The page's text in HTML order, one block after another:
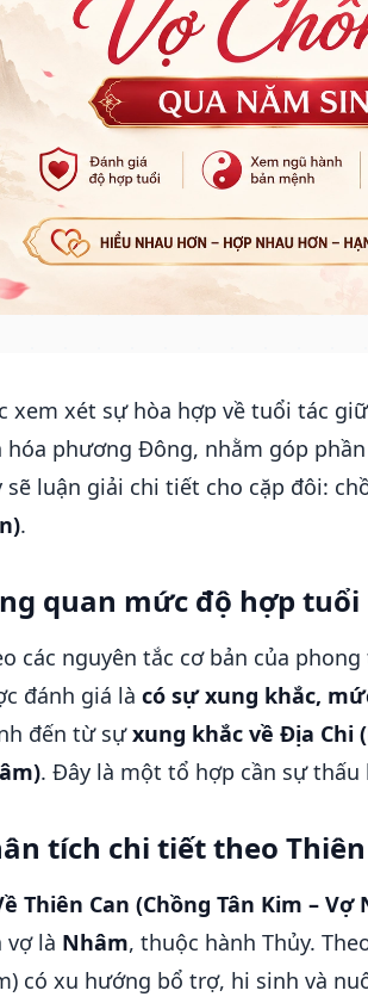
xem xét sự hòa hợp về tuổi tác
hóa phương Đông, nhằm góp
sẽ luận giải chi tiết cho cặp đôi:
.
quan mức độ hợp tuổi
các nguyên tắc cơ bản của
đánh giá là có sự xung khắc,
đến từ sựxung khắc về Địa Chi
. Đây là một tổ hợp cần sự
tích chi tiết theo Thiên
Thiên Can (Chồng Tân Kim – Vợ
vợ là Nhâm, thuộc hành Thủy.
có xu hướng bổ trợ, hi sinh và